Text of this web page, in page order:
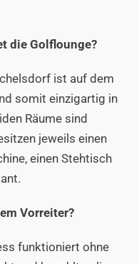
die Golflounge?
ist auf dem
somit einzigartig in
Räume sind
jeweils einen
einen Stehtisch
.
Vorreiter?
funktioniert ohne